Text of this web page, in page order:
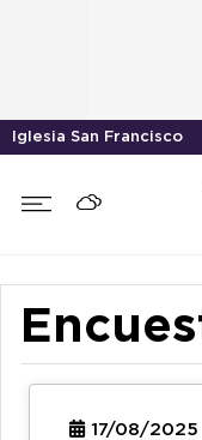
Iglesia San Francisco
17/08/2025